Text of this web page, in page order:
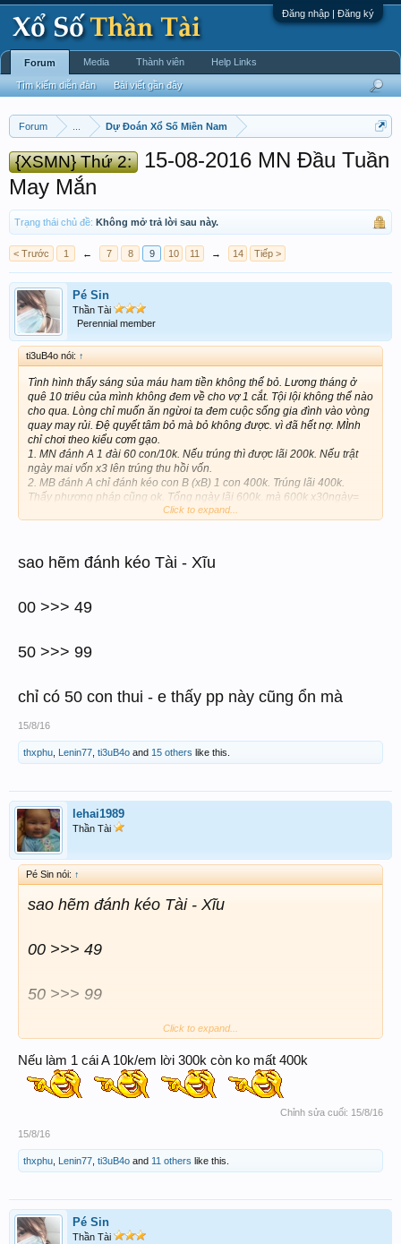
Đăng nhập | Đăng ký
Forum Dự Đoán Xổ Số Miền Nam
{XSMN} Thứ 2:
15-08-2016 MN Đầu Tuần
May Mắn
Trạng thái chủ đề: Không mở trả lời sau này.
< Trước 1 ← 7 8 9 10 11 → 14 Tiếp >
Pé Sin
Thần Tài
Perennial member
ti3uB4o nói: ↑
Tình hình thấy sáng sủa máu ham tiền không thể bỏ. Lương tháng ở
quê 10 triêu của mình không đem về cho vợ 1 cắt. Tội lội không thể nào
cho qua. Lòng chỉ muốn ăn ngừoi ta đem cuộc sống gia đình vào vòng
quay may rủi. Đệ quyết tâm bỏ mà bỏ không được. vì đã hết nợ. MÌnh
chỉ chơi theo kiểu cơm gạo.
1. MN đánh A 1 đài 60 con/10k. Nếu trúng thì được lãi 200k. Nếu trật
ngày mai vốn x3 lên trúng thu hồi vốn.
2. MB đánh A chỉ đánh kéo con B (xB) 1 con 400k. Trúng lãi 400k.
Thấy phương pháp cũng ok. Tổng ngày lãi 600k. mà 600k x30ngày=
18T. gấp 2 tháng lương của mình. Cho sui dử lắm 1 tháng cũng kiếm
Quyết Tâm lụm bạc cắt.
Chút các ban WIn lớn nha
Click to expand...
sao hẽm đánh kéo Tài - Xĩu
00 >>> 49
50 >>> 99
chỉ có 50 con thui - e thấy pp này cũng ổn mà
15/8/16
thxphu Lenin77 ti3uB4o and 15 others like this.
lehai1989
Thần Tài
Pé Sin nói: ↑
sao hẽm đánh kéo Tài - Xĩu
00 >>> 49
50 >>> 99
chỉ có 50 con thui - e thấy pp này cũng ổn mà
Click to expand...
Nếu làm 1 cái A 10k/em lời 300k còn ko mất 400k
Chỉnh sửa cuối: 15/8/16
15/8/16
thxphu Lenin77 ti3uB4o and 11 others like this.
Pé Sin
Thần Tài
Forum
Tìm kiếm diễn đàn Bài viết gần đây
Media Thành viên Help Links